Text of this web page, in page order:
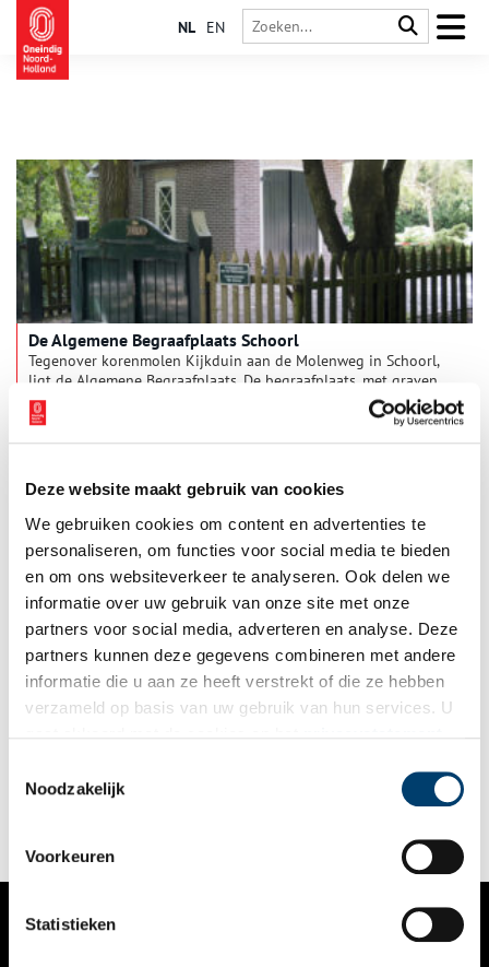
Deze website maakt gebruik van cookies
We gebruiken cookies om content en advertenties te
personaliseren, om functies voor social media te bieden
en om ons websiteverkeer te analyseren. Ook delen we
informatie over uw gebruik van onze site met onze
partners voor social media, adverteren en analyse. Deze
partners kunnen deze gegevens combineren met andere
informatie die u aan ze heeft verstrekt of die ze hebben
verzameld op basis van uw gebruik van hun services. U
Noodzakelijk
Voorkeuren
Statistieken
NL EN
De Algemene Begraafplaats Schoorl
Tegenover korenmolen Kijkduin aan de Molenweg in Schoorl,
ligt de Algemene Begraafplaats. De begraafplaats, met graven
die teruggaan tot de negentiende eeuw, is een kleine oase van
het rust in het dorp. Een aantal monumenten geven de
begraafplaats een bijzondere status.
Oude Begraafplaats Naarden zit vol leven
In de dood is iedereen gelijk. Op de Oude Begraafplaats van
Naarden liggen burgemeesters, muzikanten en erfgooiers dan
Deze groene omgeving is niet alleen een laatste rustplaats,
maar ook een plek van stilte en inkeer voor de inwoners van